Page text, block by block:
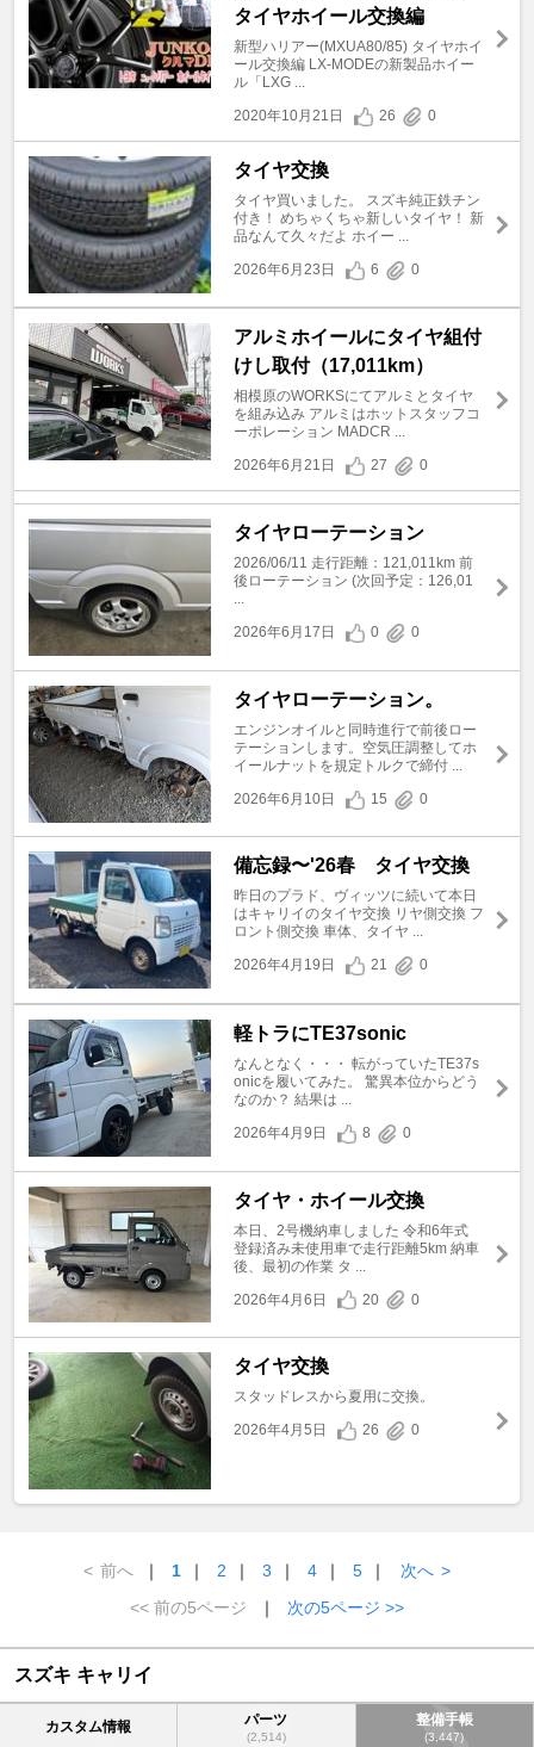
タイヤホイール交換編
新型ハリアー(MXUA80/85) タイヤホイ
ール交換編 LX-MODEの新製品ホイー
ル「LXG ...
2020年10月21日
26 0
タイヤ交換
タイヤ買いました。 スズキ純正鉄チン
付き！ めちゃくちゃ新しいタイヤ！ 新
品なんて久々だよ ホイー ...
2026年6月23日
6 0
アルミホイールにタイヤ組付
けし取付（17,011km）
相模原のWORKSにてアルミとタイヤ
を組み込み アルミはホットスタッフコ
ーポレーション MADCR ...
2026年6月21日
27 0
タイヤローテーション
2026/06/11 走行距離：121,011km 前
後ローテーション (次回予定：126,01
...
2026年6月17日
0 0
タイヤローテーション。
エンジンオイルと同時進行で前後ロー
テーションします。空気圧調整してホ
イールナットを規定トルクで締付 ...
2026年6月10日
15 0
備忘録〜'26春 タイヤ交換
昨日のプラド、ヴィッツに続いて本日
はキャリイのタイヤ交換 リヤ側交換 フ
ロント側交換 車体、タイヤ ...
2026年4月19日
21 0
軽トラにTE37sonic
なんとなく・・・ 転がっていたTE37s
onicを履いてみた。 驚異本位からどう
なのか？ 結果は ...
2026年4月9日
8 0
タイヤ・ホイール交換
本日、2号機納車しました 令和6年式
登録済み未使用車で走行距離5km 納車
後、最初の作業 タ ...
2026年4月6日
20 0
タイヤ交換
スタッドレスから夏用に交換。
2026年4月5日
26 0
< 前へ ｜ 1 ｜ 2 ｜ 3 ｜ 4 ｜ 5 ｜ 次へ >
<< 前の5ページ
｜ 次の5ページ >>
スズキ キャリイ
カスタム情報 パーツ
(2,514)
整備手帳
(3,447)